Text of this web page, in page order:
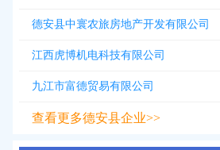
德安县中寰农旅房地产开发有限公司
江西虎博机电科技有限公司
九江市富德贸易有限公司
查看更多德安县企业>>